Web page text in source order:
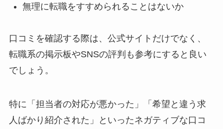
無理に転職をすすめられることはないか
口コミを確認する際は、公式サイトだけでなく、
転職系の掲示板やSNSの評判も参考にすると良い
でしょう。
特に「担当者の対応が悪かった」「希望と違う求
人ばかり紹介された」といったネガティブな口コ